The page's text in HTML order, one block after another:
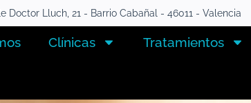
Doctor Lluch, 21 - Barrio Cabañal - 46011 - Valencia
Clínicas Tratamientos